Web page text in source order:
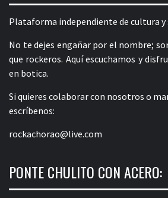
Plataforma independiente de cultura y
No te dejes engañar por el nombre;
que rockeros. Aquí escuchamos y
en botica.
Si quieres colaborar con nosotros o
escríbenos:
rockachorao@live.com
PONTE CHULITO CON ACERO: